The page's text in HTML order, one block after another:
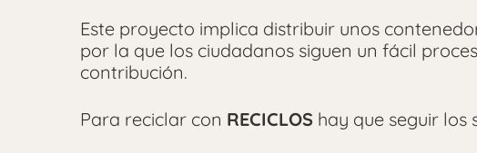
Este proyecto implica distribuir unos
por la que los ciudadanos siguen un fácil
contribución.
Para reciclar con RECICLOS hay que seguir los